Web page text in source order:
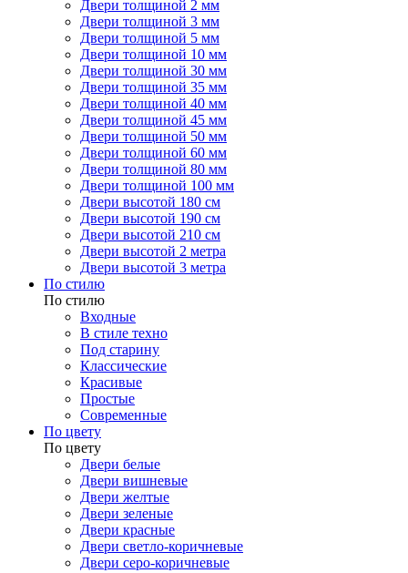
Двери толщиной 2 мм
Двери толщиной 3 мм
Двери толщиной 5 мм
Двери толщиной 10 мм
Двери толщиной 30 мм
Двери толщиной 35 мм
Двери толщиной 40 мм
Двери толщиной 45 мм
Двери толщиной 50 мм
Двери толщиной 60 мм
Двери толщиной 80 мм
Двери толщиной 100 мм
Двери высотой 180 см
Двери высотой 190 см
Двери высотой 210 см
Двери высотой 2 метра
Двери высотой 3 метра
По стилю
По стилю
Входные
В стиле техно
Под старину
Классические
Красивые
Простые
Современные
По цвету
По цвету
Двери белые
Двери вишневые
Двери желтые
Двери зеленые
Двери красные
Двери светло-коричневые
Двери серо-коричневые